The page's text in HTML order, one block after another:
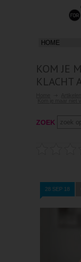
KOM JE
KLACHT
ZOEK
28 SEP 18